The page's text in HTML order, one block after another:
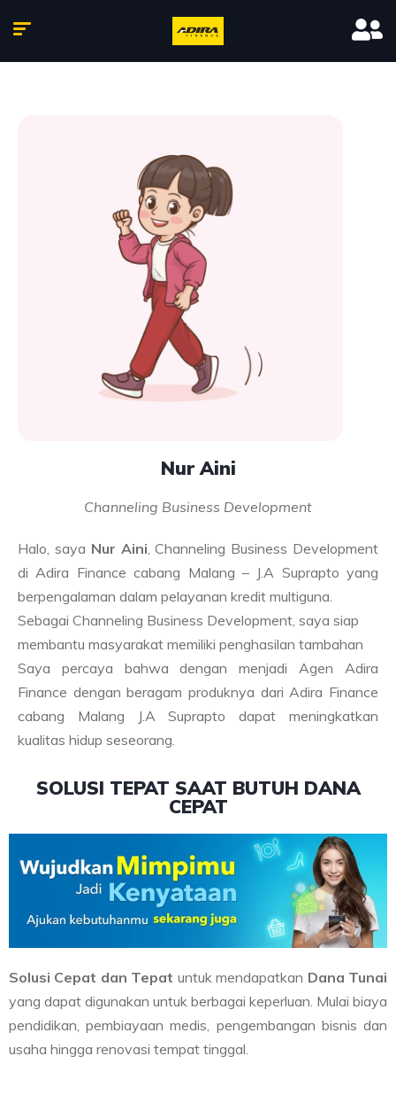
Nur Aini
Channeling Business Development
Halo, saya Nur Aini, Channeling Business Development
di Adira Finance cabang Malang – J.A Suprapto yang
berpengalaman dalam pelayanan kredit multiguna.
Sebagai Channeling Business Development, saya siap
membantu masyarakat memiliki penghasilan tambahan
Saya percaya bahwa dengan menjadi Agen Adira
Finance dengan beragam produknya dari Adira Finance
cabang Malang J.A Suprapto dapat meningkatkan
kualitas hidup seseorang.
SOLUSI TEPAT SAAT BUTUH DANA
CEPAT
Solusi Cepat dan Tepat untuk mendapatkan Dana Tunai
yang dapat digunakan untuk berbagai keperluan. Mulai biaya
pendidikan, pembiayaan medis, pengembangan bisnis dan
usaha hingga renovasi tempat tinggal.